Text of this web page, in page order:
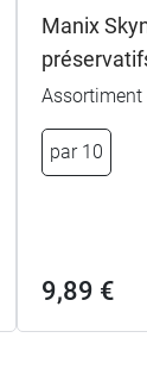
Manix
Assortiment
par 10
9,89 €